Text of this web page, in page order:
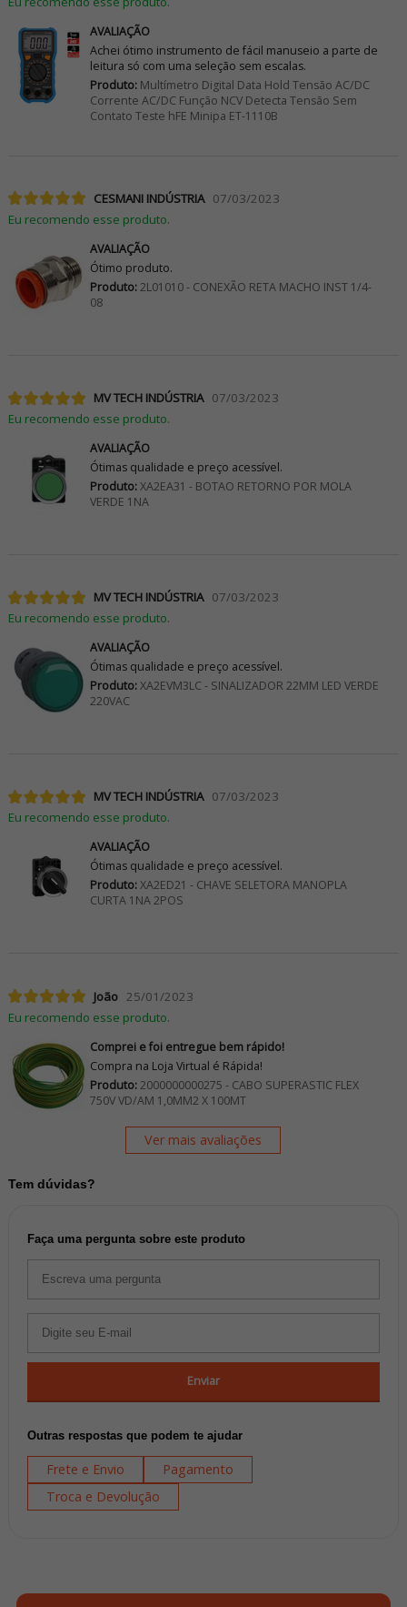
AVALIAÇÃO
Achei ótimo instrumento de fácil manuseio a parte de
leitura só com uma seleção sem escalas.
Produto:Multímetro Digital Data Hold Tensão AC/DC
Corrente AC/DC Função NCV Detecta Tensão Sem
Contato Teste hFE Minipa ET-1110B
CESMANI INDÚSTRIA 07/03/2023
Eu recomendo esse produto.
AVALIAÇÃO
Ótimo produto.
Produto:2L01010 - CONEXÃO RETA MACHO INST 1/4-
08
MV TECH INDÚSTRIA 07/03/2023
Eu recomendo esse produto.
AVALIAÇÃO
Ótimas qualidade e preço acessível.
Produto:XA2EA31 - BOTAO RETORNO POR MOLA
VERDE 1NA
MV TECH INDÚSTRIA 07/03/2023
Eu recomendo esse produto.
AVALIAÇÃO
Ótimas qualidade e preço acessível.
Produto:XA2EVM3LC - SINALIZADOR 22MM LED VERDE
220VAC
MV TECH INDÚSTRIA 07/03/2023
Eu recomendo esse produto.
AVALIAÇÃO
Ótimas qualidade e preço acessível.
Produto:XA2ED21 - CHAVE SELETORA MANOPLA
CURTA 1NA 2POS
João 25/01/2023
Eu recomendo esse produto.
Comprei e foi entregue bem rápido!
Compra na Loja Virtual é Rápida!
Produto:2000000000275 - CABO SUPERASTIC FLEX
750V VD/AM 1,0MM2 X 100MT
Ver mais avaliações
Tem dúvidas?
Faça uma pergunta sobre este produto
Enviar
Outras respostas que podem te ajudar
Frete e Envio
Pagamento
Troca e Devolução